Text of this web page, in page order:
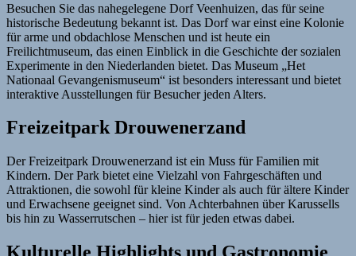
Besuchen Sie das nahegelegene Dorf Veenhuizen, das für seine
historische Bedeutung bekannt ist. Das Dorf war einst eine Kolonie
für arme und obdachlose Menschen und ist heute ein
Freilichtmuseum, das einen Einblick in die Geschichte der sozialen
Experimente in den Niederlanden bietet. Das Museum „Het
Nationaal Gevangenismuseum“ ist besonders interessant und bietet
interaktive Ausstellungen für Besucher jeden Alters.
Freizeitpark Drouwenerzand
Der Freizeitpark Drouwenerzand ist ein Muss für Familien mit
Kindern. Der Park bietet eine Vielzahl von Fahrgeschäften und
Attraktionen, die sowohl für kleine Kinder als auch für ältere Kinder
und Erwachsene geeignet sind. Von Achterbahnen über Karussells
bis hin zu Wasserrutschen – hier ist für jeden etwas dabei.